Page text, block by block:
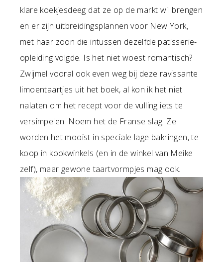
klare koekjesdeeg dat ze op de markt wil brengen
en er zijn uitbreidingsplannen voor New York,
met haar zoon die intussen dezelfde patisserie-
opleiding volgde. Is het niet woest romantisch?
Zwijmel vooral ook even weg bij deze ravissante
limoentaartjes uit het boek, al kon ik het niet
nalaten om het recept voor de vulling iets te
versimpelen. Noem het de Franse slag. Ze
worden het mooist in speciale lage bakringen, te
koop in kookwinkels (en in de winkel van Meike
zelf), maar gewone taartvormpjes mag ook.